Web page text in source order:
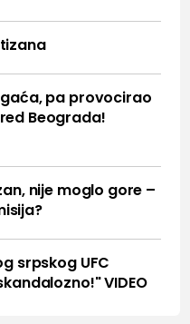
pa provocirao
Beograda!
nije moglo gore –
srpskog UFC
VIDEO